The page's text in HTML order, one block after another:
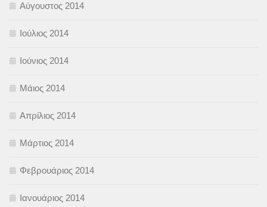
Αύγουστος 2014
Ιούλιος 2014
Ιούνιος 2014
Μάιος 2014
Απρίλιος 2014
Μάρτιος 2014
Φεβρουάριος 2014
Ιανουάριος 2014